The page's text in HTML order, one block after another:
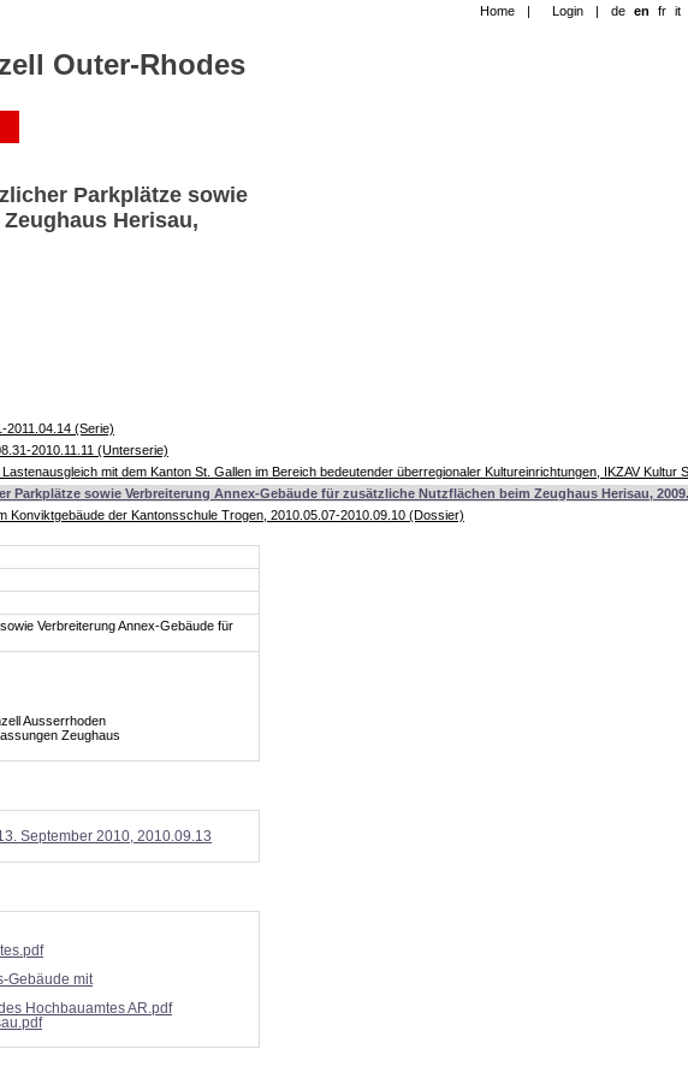
Parkplätze sowie
Herisau,
2011.04.14 (Serie)
2010.11.11 (Unterserie)
mit dem Kanton St. Gallen im Bereich bedeutender überregionaler Kultureinrichtungen, IKZAV
sowie Verbreiterung Annex-Gebäude für zusätzliche Nutzflächen beim Zeughaus Herisau,
der Kantonsschule Trogen, 2010.05.07-2010.09.10 (Dossier)
Verbreiterung Annex-Gebäude für
Ausserrhoden
Zeughaus
September 2010, 2010.09.13
Gebäude mit
Hochbauamtes AR.pdf
Home | Login | de en fr it
Outer-Rhodes